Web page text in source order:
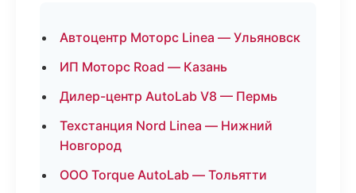
Автоцентр Моторс Linea — Ульяновск
ИП Моторс Road — Казань
Дилер-центр AutoLab V8 — Пермь
Техстанция Nord Linea — Нижний
Новгород
ООО Torque AutoLab — Тольятти